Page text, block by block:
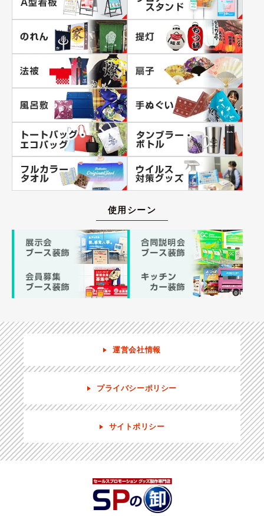
使用シーン
運営会社情報
プライバシーポリシー
サイトポリシー